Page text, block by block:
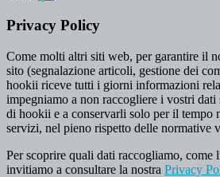
Privacy Policy
Come molti altri siti web, per garantire il
sito (segnalazione articoli, gestione dei
hookii riceve tutti i giorni informazioni
impegniamo a non raccogliere i vostri
di hookii e a conservarli solo per il tempo
servizi, nel pieno rispetto delle normative
Per scoprire quali dati raccogliamo, come
invitiamo a consultare la nostra Privacy